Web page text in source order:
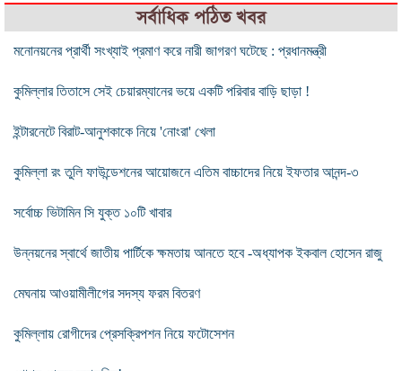
সর্বাধিক পঠিত খবর
মনোনয়নের প্রার্থী সংখ্যাই প্রমাণ করে নারী জাগরণ ঘটেছে : প্রধানমন্ত্রী
কুমিল্লার তিতাসে সেই চেয়ারম্যানের ভয়ে একটি পরিবার বাড়ি ছাড়া !
ইন্টারনেটে বিরাট-আনুশকাকে নিয়ে 'নোংরা' খেলা
কুমিল্লা রং তুলি ফাউন্ডেশনের আয়োজনে এতিম বাচ্চাদের নিয়ে ইফতার আনন্দ-৩
সর্বোচ্চ ভিটামিন সি যুক্ত ১০টি খাবার
উন্নয়নের স্বার্থে জাতীয় পার্টিকে ক্ষমতায় আনতে হবে -অধ্যাপক ইকবাল হোসেন রাজু
মেঘনায় আওয়ামীলীগের সদস্য ফরম বিতরণ
কুমিল্লায় রোগীদের প্রেসক্রিপশন নিয়ে ফটোসেশন